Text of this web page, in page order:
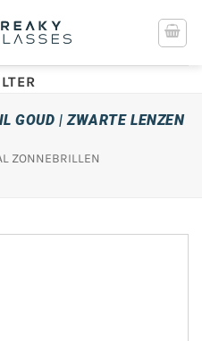
GOUD | ZWARTE LENZEN
ZONNEBRILLEN